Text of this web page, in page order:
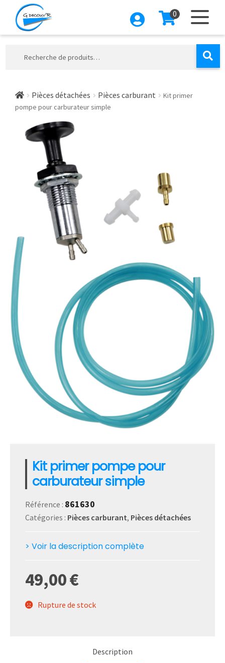
Aller
à
navigation
Aller
au
0
Pièces détachées Pièces carburant
Kit primer
pompe pour carburateur simple
Kit primer pompe pour
carburateur simple
Référence : 861630
Catégories : Pièces carburant, Pièces détachées
> Voir la description complète
49,00€
Rupture de stock
Description